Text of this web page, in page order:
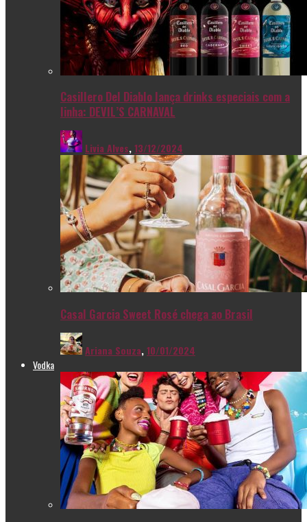
Casillero Del Diablo lança drinks especiais com a
linha: DEVIL’S CARNAVAL
Livia Alves,13/12/2024
Casal Garcia Sweet Rosé chega ao Brasil
Ariana Souza,10/01/2024
Vodka